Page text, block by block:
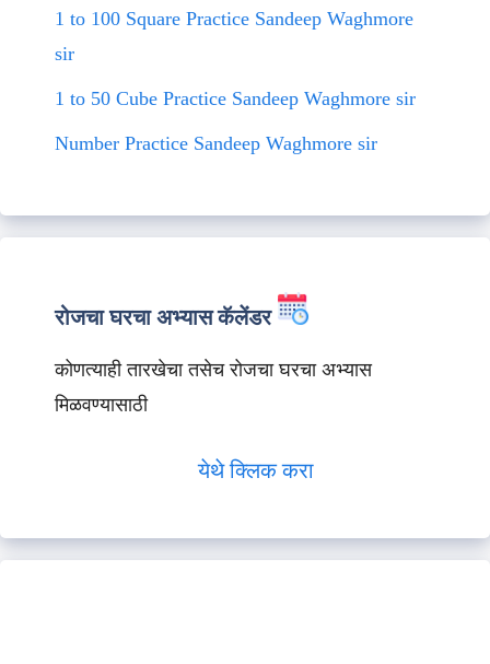
1 to 100 Square Practice Sandeep Waghmore
sir
1 to 50 Cube Practice Sandeep Waghmore sir
Number Practice Sandeep Waghmore sir
रोजचा घरचा अभ्यास कॅलेंडर
कोणत्याही तारखेचा तसेच रोजचा घरचा अभ्यास
मिळवण्यासाठी
येथे क्लिक करा